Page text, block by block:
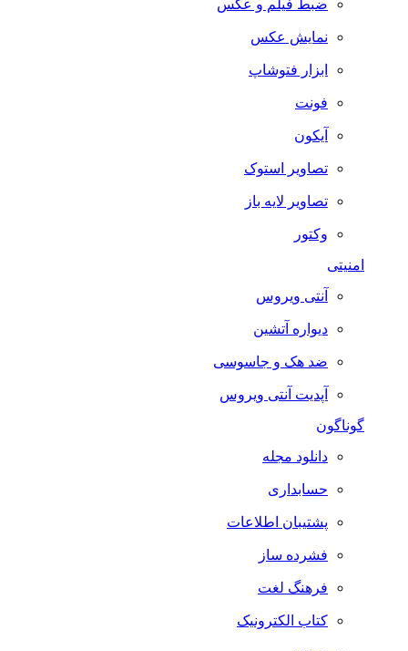
ضبط فيلم و عكس
نمایش عکس
ابزار فتوشاپ
فونت
آیکون
تصاویر استوک
تصاویر لایه باز
وکتور
امنیتی
آنتی ویروس
دیواره آتشین
ضد هک و جاسوسی
آپدیت آنتی ویروس
گوناگون
دانلود مجله
حسابداری
پشتیبان اطلاعات
فشرده ساز
فرهنگ لغت
کتاب الکترونیک